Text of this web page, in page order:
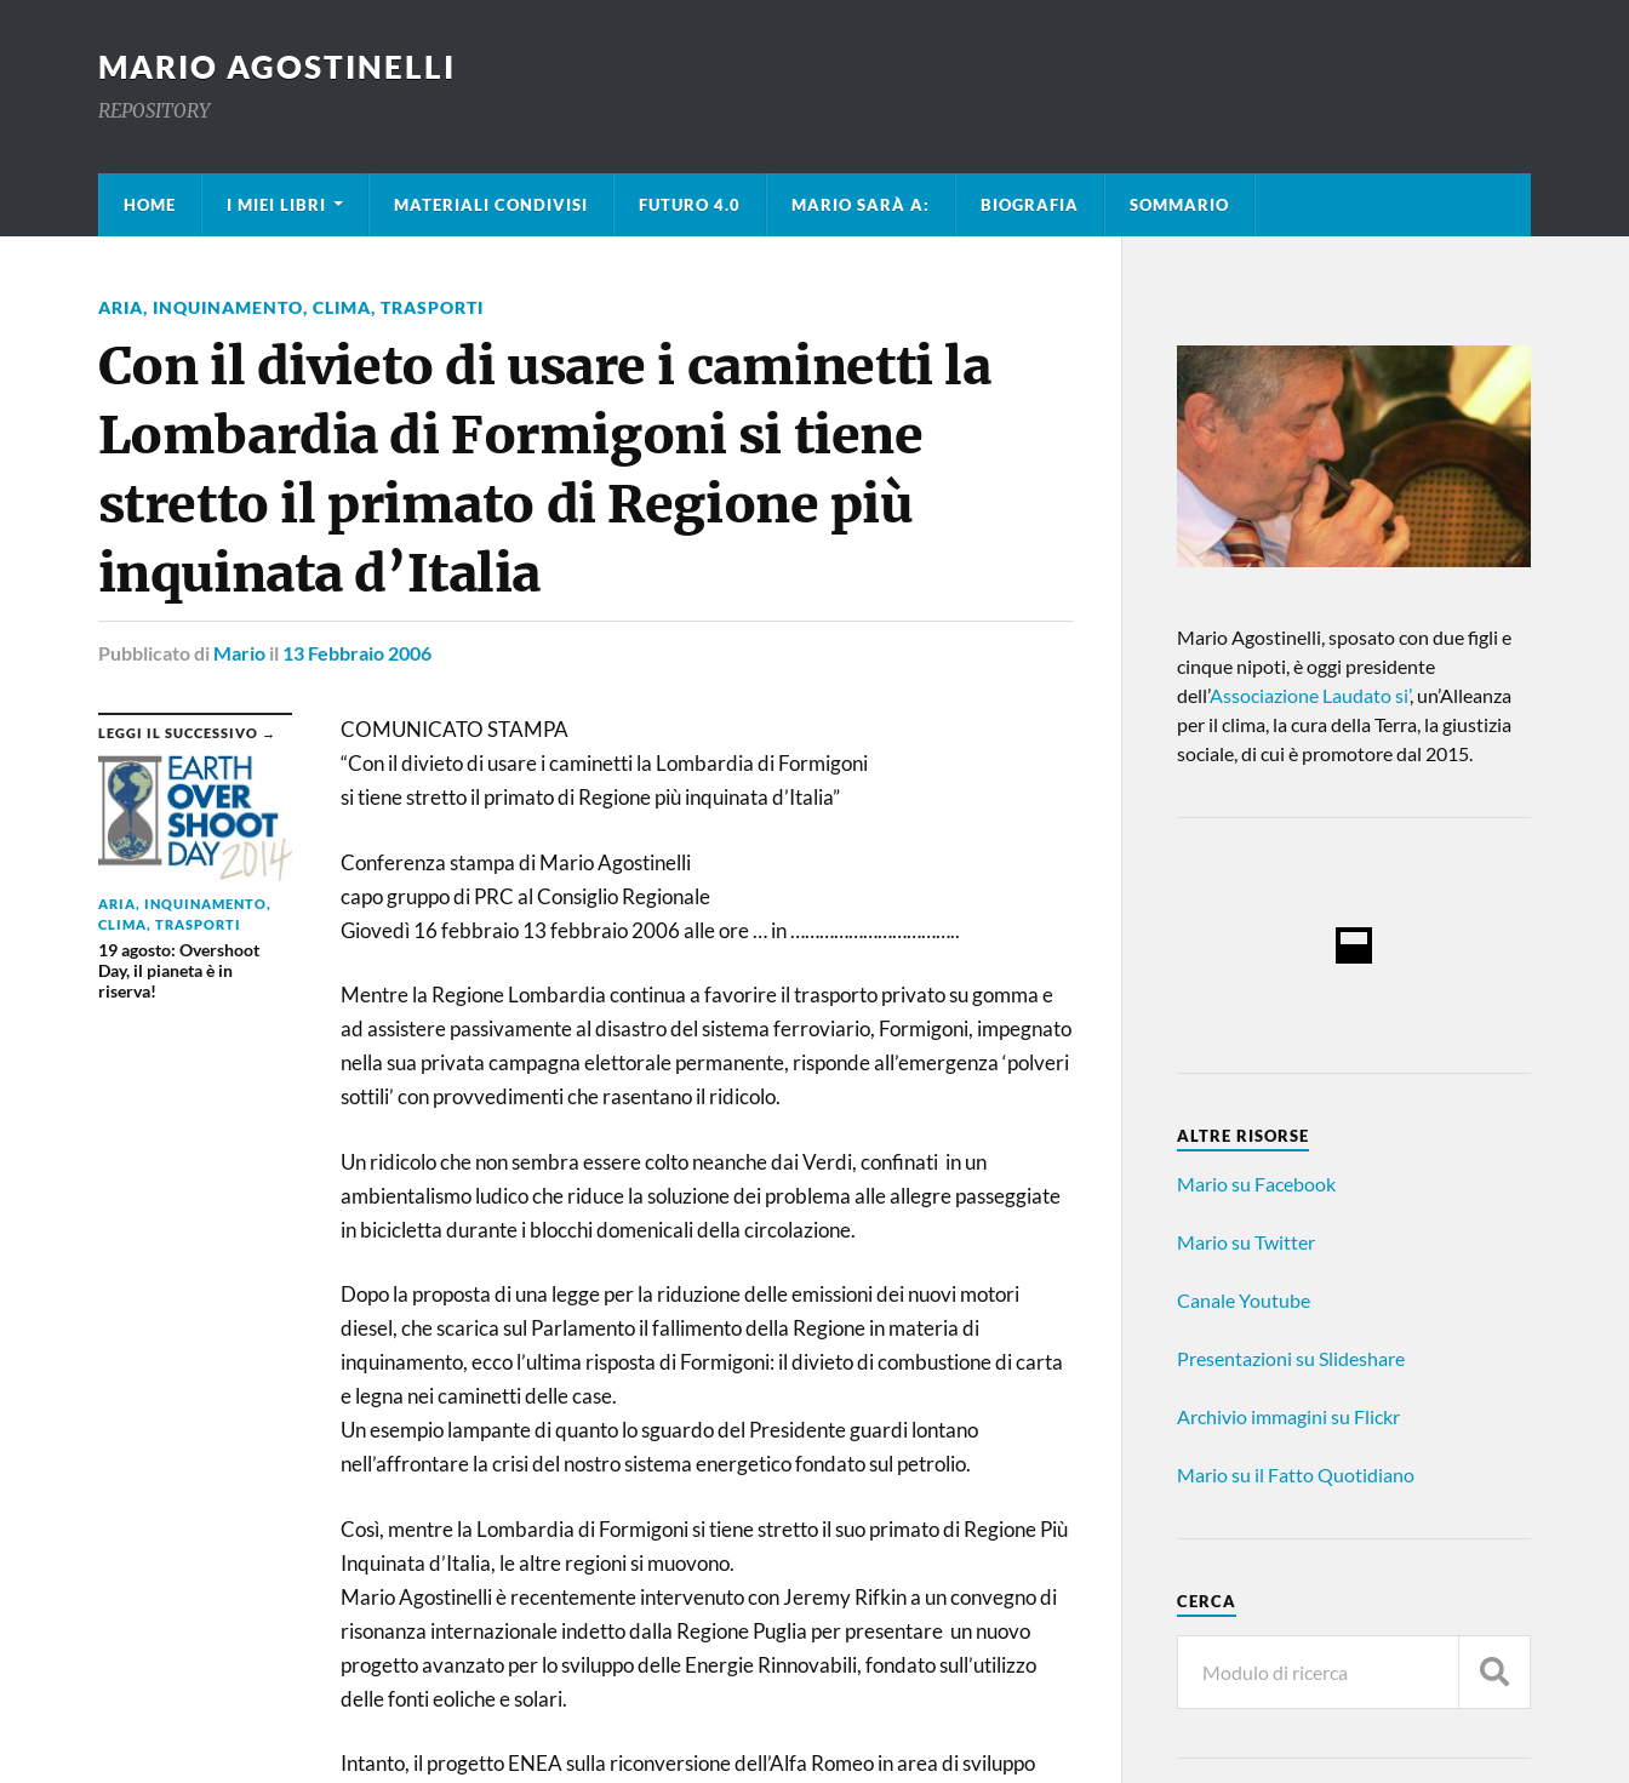
MARIO AGOSTINELLI
REPOSITORY
HOME I MIEI LIBRI MATERIALI CONDIVISI FUTURO 4.0 MARIO SARÀ A: BIOGRAFIA SOMMARIO
ARIA, INQUINAMENTO, CLIMA, TRASPORTI
Con il divieto di usare i caminetti la
Lombardia di Formigoni si tiene
stretto il primato di Regione più
inquinata d’Italia
Pubblicatodi Mario il 13 Febbraio 2006
LEGGI IL SUCCESSIVO →
ARIA, INQUINAMENTO,
CLIMA, TRASPORTI
19 agosto: Overshoot
Day, il pianeta è in
riserva!
COMUNICATO STAMPA
“Con il divieto di usare i caminetti la Lombardia di Formigoni
si tiene stretto il primato di Regione più inquinata d’Italia”
Conferenza stampa di Mario Agostinelli
capo gruppo di PRC al Consiglio Regionale
Giovedì 16 febbraio 13 febbraio 2006 alle ore … in ……………………………..
Mentre la Regione Lombardia continua a favorire il trasporto privato su gomma e
ad assistere passivamente al disastro del sistema ferroviario, Formigoni, impegnato
nella sua privata campagna elettorale permanente, risponde all’emergenza ‘polveri
sottili’ con provvedimenti che rasentano il ridicolo.
Un ridicolo che non sembra essere colto neanche dai Verdi, confinati in un
ambientalismo ludico che riduce la soluzione dei problema alle allegre passeggiate
in bicicletta durante i blocchi domenicali della circolazione.
Dopo la proposta di una legge per la riduzione delle emissioni dei nuovi motori
diesel, che scarica sul Parlamento il fallimento della Regione in materia di
inquinamento, ecco l’ultima risposta di Formigoni: il divieto di combustione di carta
e legna nei caminetti delle case.
Un esempio lampante di quanto lo sguardo del Presidente guardi lontano
nell’affrontare la crisi del nostro sistema energetico fondato sul petrolio.
Così, mentre la Lombardia di Formigoni si tiene stretto il suo primato di Regione Più
Inquinata d’Italia, le altre regioni si muovono.
Mario Agostinelli è recentemente intervenuto con Jeremy Rifkin a un convegno di
risonanza internazionale indetto dalla Regione Puglia per presentare un nuovo
progetto avanzato per lo sviluppo delle Energie Rinnovabili, fondato sull’utilizzo
delle fonti eoliche e solari.
Intanto, il progetto ENEA sulla riconversione dell’Alfa Romeo in area di sviluppo
Mario Agostinelli, sposato con due figli e
cinque nipoti, è oggi presidente
dell’Associazione Laudato si’, un’Alleanza
per il clima, la cura della Terra, la giustizia
sociale, di cui è promotore dal 2015.
ALTRE RISORSE
Mario su Facebook
Mario su Twitter
Canale Youtube
Presentazioni su Slideshare
Archivio immagini su Flickr
Mario su il Fatto Quotidiano
CERCA